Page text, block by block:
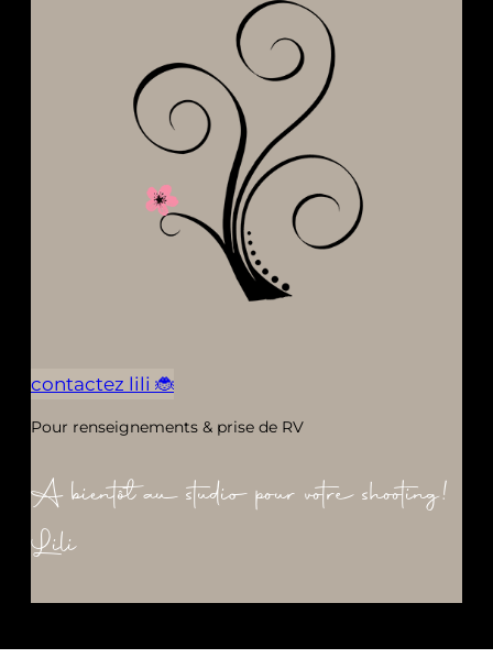
contactez lili 🐞
Pour renseignements & prise de RV
A bientôt au studio pour votre shooting!
Lili